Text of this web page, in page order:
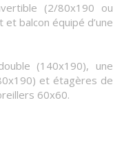
(2/80x190 ou
balcon équipé d’une
(140x190), une
et étagères de
60x60.